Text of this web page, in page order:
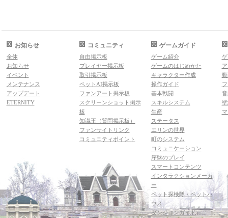
お知らせ
全体
お知らせ
イベント
メンテナンス
アップデート
ETERNITY
コミュニティ
自由掲示板
プレイヤー掲示板
取引掲示板
ペットAI掲示板
ファンアート掲示板
スクリーンショット掲示
板
知識王（質問掲示板）
ファンサイトリンク
コミュニティポイント
ゲームガイド
ゲーム紹介
ゲームのはじめかた
キャラクター作成
操作ガイド
基本戦闘
スキルシステム
生産
ステータス
エリンの世界
町のシステム
コミュニケーション
序盤のプレイ
スマートコンテンツ
インタラクションメーカ
ー
ペット探検隊・ペットハ
ウス
ダンジョンガイド